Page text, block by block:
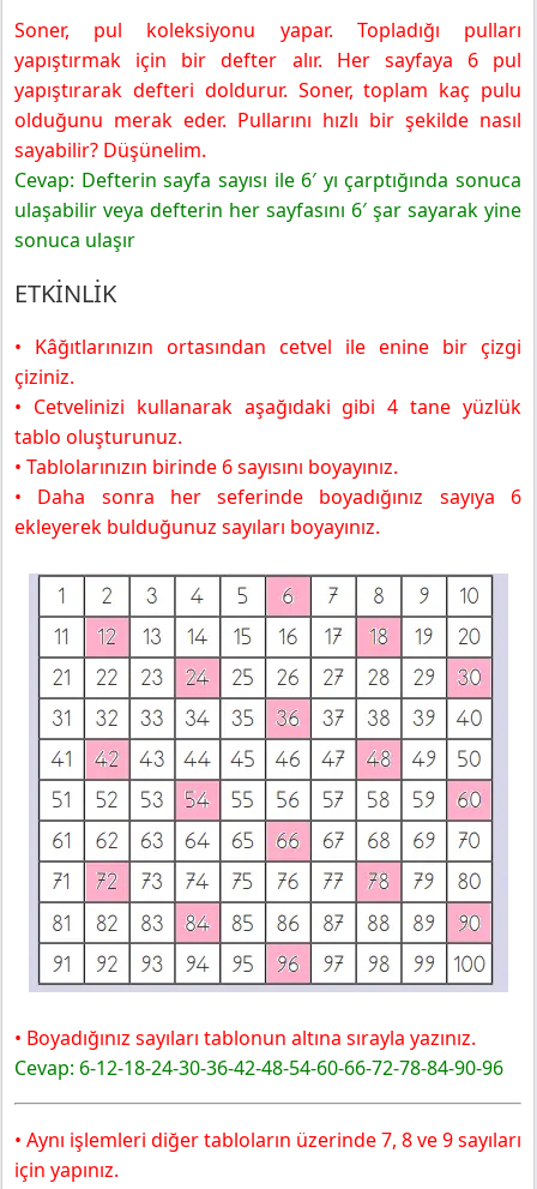
3. Sınıf Matematik Ders Kitabı 33-34-35. Sayfa
Cevapları MEB Yayınları 2025-2026
Soner, pul koleksiyonu yapar. Topladığı pulları
yapıştırmak için bir defter alır. Her sayfaya 6 pul
yapıştırarak defteri doldurur. Soner, toplam kaç pulu
olduğunu merak eder. Pullarını hızlı bir şekilde nasıl
sayabilir? Düşünelim.
Cevap: Defterin sayfa sayısı ile 6′ yı çarptığında sonuca
ulaşabilir veya defterin her sayfasını 6′ şar sayarak yine
sonuca ulaşır
ETKİNLİK
• Kâğıtlarınızın ortasından cetvel ile enine bir çizgi
çiziniz.
• Cetvelinizi kullanarak aşağıdaki gibi 4 tane yüzlük
tablo oluşturunuz.
• Tablolarınızın birinde 6 sayısını boyayınız.
• Daha sonra her seferinde boyadığınız sayıya 6
ekleyerek bulduğunuz sayıları boyayınız.
• Boyadığınız sayıları tablonun altına sırayla yazınız.
Cevap: 6-12-18-24-30-36-42-48-54-60-66-72-78-84-90-96
• Aynı işlemleri diğer tabloların üzerinde 7, 8 ve 9 sayıları
için yapınız.